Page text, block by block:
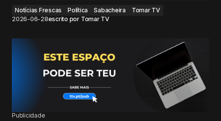
Notícias Frescas Política Sabacheira
Tomar TV
2026-06-28escrito por Tomar TV
Publicidade